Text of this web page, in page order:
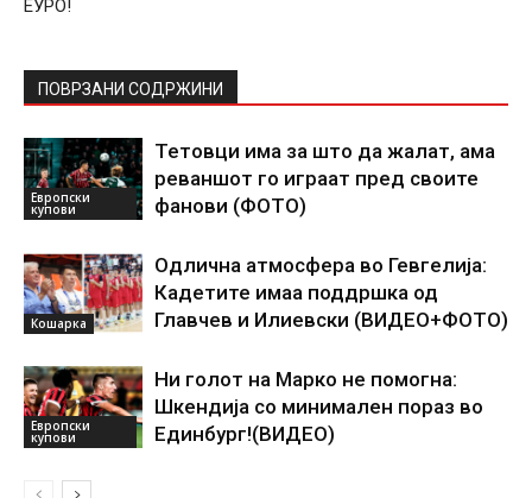
ЕУРО!
ПОВРЗАНИ СОДРЖИНИ
Европски
купови
Тетовци има за што да жалат, ама
реваншот го играат пред своите
фанови (ФОТО)
Кошарка
Одлична атмосфера во Гевгелија:
Кадетите имаа поддршка од
Главчев и Илиевски (ВИДЕО+ФОТО)
Европски
купови
Ни голот на Марко не помогна:
Шкендија со минимален пораз во
Единбург!(ВИДЕО)